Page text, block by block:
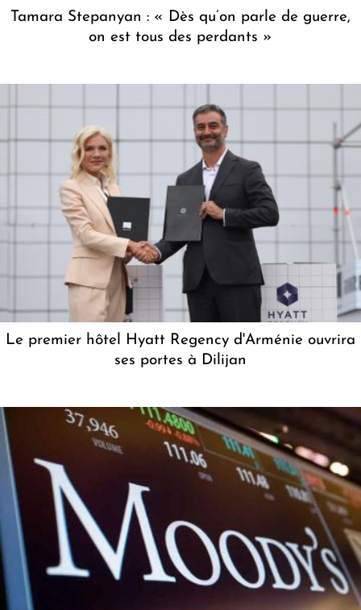
Tamara Stepanyan : « Dès qu’on parle de guerre,
on est tous des perdants »
Le premier hôtel Hyatt Regency d'Arménie ouvrira
ses portes à Dilijan